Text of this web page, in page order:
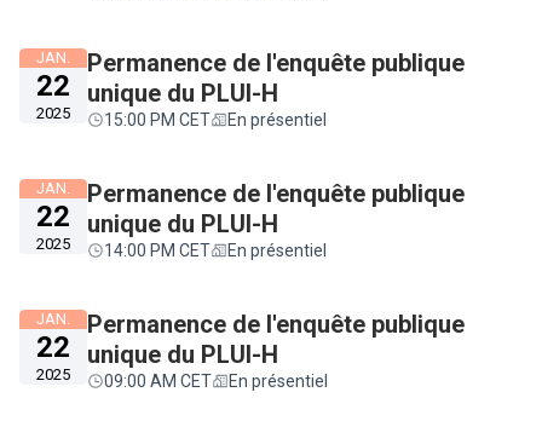
JAN.
22
2025
Permanence de l'enquête publique
unique du PLUI-H
15:00 PM CET En présentiel
JAN.
22
2025
Permanence de l'enquête publique
unique du PLUI-H
14:00 PM CET En présentiel
JAN.
22
2025
Permanence de l'enquête publique
unique du PLUI-H
09:00 AM CET En présentiel